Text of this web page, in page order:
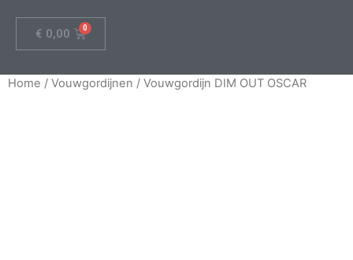
€ 0,00
Home / Vouwgordijnen / Vouwgordijn DIM OUT OSCAR